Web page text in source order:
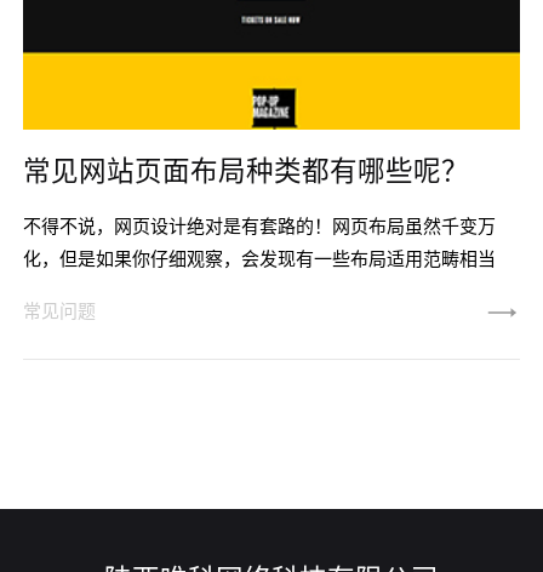
常见网站页面布局种类都有哪些呢？
不得不说，网页设计绝对是有套路的！网页布局虽然千变万
化，但是如果你仔细观察，会发现有一些布局适用范畴相当
布局。在开始一个新的网页设计项目的时候，不知道你会不会
有那么一瞬间的犹豫：“这个项目要从哪里着手呢？”伴随着这
常见问题